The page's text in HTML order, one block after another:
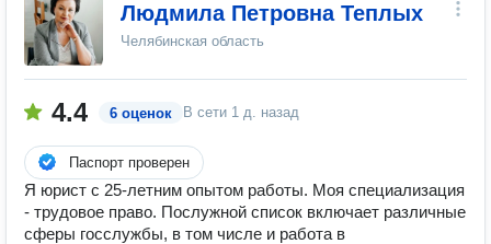
Людмила Петровна Теплых
Челябинская область
4.4 6 оценок В сети 1 д. назад
Паспорт проверен
Я юрист с 25-летним опытом работы. Моя специализация
- трудовое право. Послужной список включает различные
сферы госслужбы, в том числе и работа в